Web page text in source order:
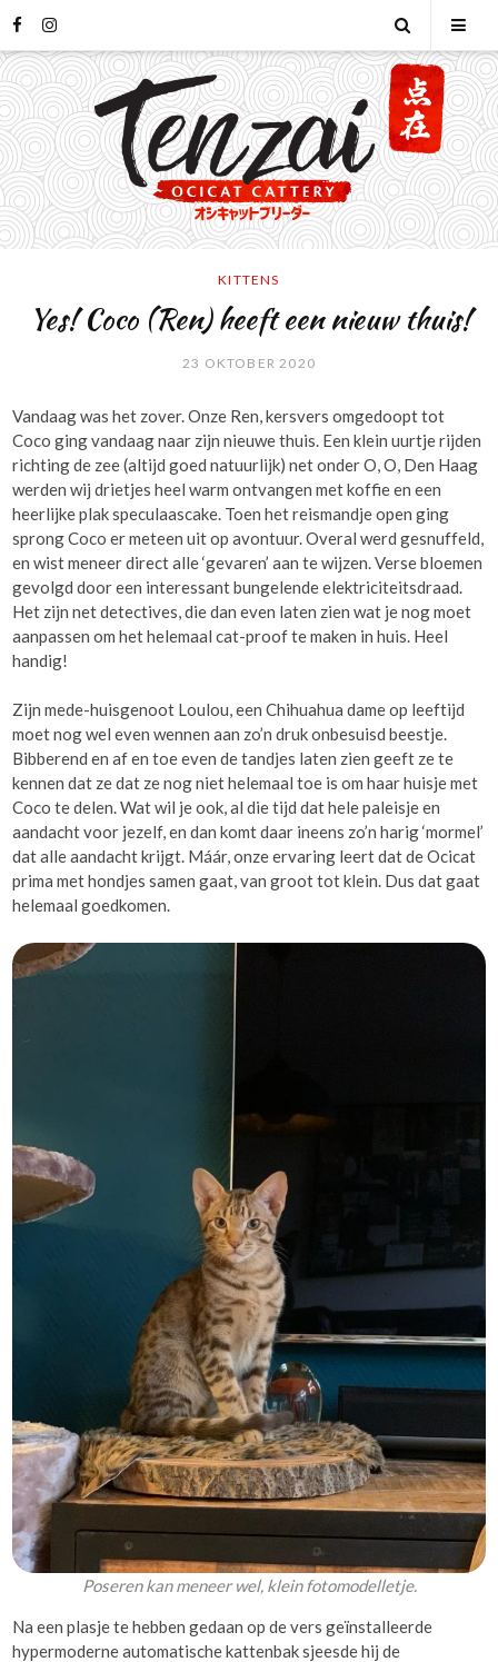
content
facebookinstagram
Search
KITTENS
Yes! Coco (Ren) heeft een nieuw thuis!
23 OKTOBER 2020
Vandaag was het zover. Onze Ren, kersvers omgedoopt tot
Coco ging vandaag naar zijn nieuwe thuis. Een klein uurtje rijden
richting de zee (altijd goed natuurlijk) net onder O, O, Den Haag
werden wij drietjes heel warm ontvangen met koffie en een
heerlijke plak speculaascake. Toen het reismandje open ging
sprong Coco er meteen uit op avontuur. Overal werd gesnuffeld,
en wist meneer direct alle ‘gevaren’ aan te wijzen. Verse bloemen
gevolgd door een interessant bungelende elektriciteitsdraad.
Het zijn net detectives, die dan even laten zien wat je nog moet
aanpassen om het helemaal cat-proof te maken in huis. Heel
handig!
Zijn mede-huisgenoot Loulou, een Chihuahua dame op leeftijd
moet nog wel even wennen aan zo’n druk onbesuisd beestje.
Bibberend en af en toe even de tandjes laten zien geeft ze te
kennen dat ze dat ze nog niet helemaal toe is om haar huisje met
Coco te delen. Wat wil je ook, al die tijd dat hele paleisje en
aandacht voor jezelf, en dan komt daar ineens zo’n harig ‘mormel’
dat alle aandacht krijgt. Máár, onze ervaring leert dat de Ocicat
prima met hondjes samen gaat, van groot tot klein. Dus dat gaat
helemaal goedkomen.
Poseren kan meneer wel, klein fotomodelletje.
Na een plasje te hebben gedaan op de vers geïnstalleerde
hypermoderne automatische kattenbak sjeesde hij de